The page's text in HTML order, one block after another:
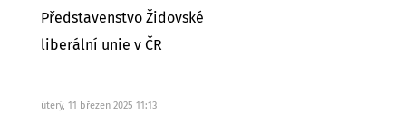
Představenstvo Židovské
liberální unie v ČR
úterý, 11 březen 2025 11:13